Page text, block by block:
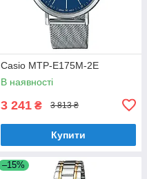
Casio MTP-E175M-2E
В наявності
3 241 ₴ 3 813 ₴
Купити
–15%